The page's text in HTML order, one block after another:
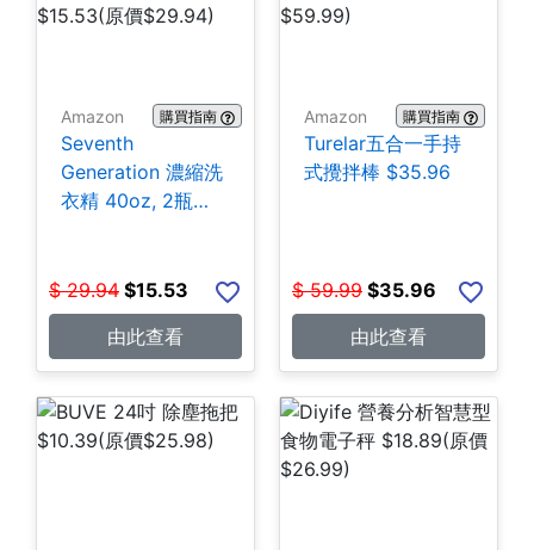
Amazon 購買指南
Seventh
Generation 濃縮洗
衣精 40oz, 2瓶
$ 29.94 $15.53
由此查看
Amazon 購買指南
Turelar五合一手持
式攪拌棒 $35.96
$ 59.99 $35.96
由此查看